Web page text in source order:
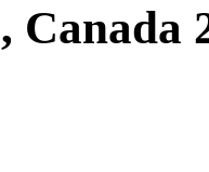
Canada